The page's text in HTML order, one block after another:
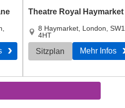
Theatre Royal Haymarket
8 Haymarket, London
4HT
Sitzplan Mehr Infos